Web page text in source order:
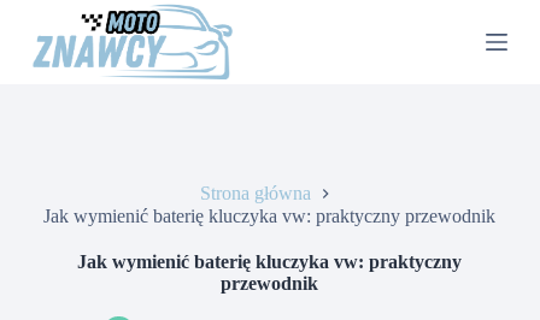
Strona główna
Jak wymienić baterię kluczyka vw: praktyczny przewodnik
Jak wymienić baterię kluczyka vw: praktyczny
przewodnik